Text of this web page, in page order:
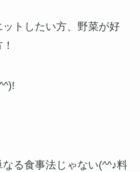
トしたい方、野菜が好
る食事法じゃない(^^♪料